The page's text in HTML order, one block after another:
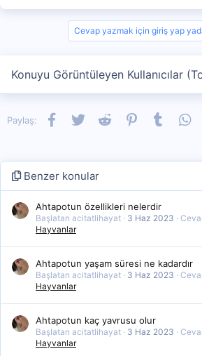
Cevap yazmak için giriş yap
Konuyu Görüntüleyen Kullanıcılar
Paylaş: Facebook
TwitterReddit PinterestTumblr
Benzer konular
Ahtapotun özellikleri nelerdir
Başlatan acitatlihayat 3 Haz 2023
Hayvanlar
Ahtapotun yaşam süresi ne kadardır
Başlatan acitatlihayat 3 Haz 2023
Hayvanlar
Ahtapotun kaç yavrusu olur
Başlatan acitatlihayat 3 Haz 2023
Hayvanlar